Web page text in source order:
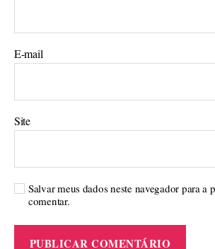
E-mail
Site
Salvar meus dados neste navegador para a
comentar.